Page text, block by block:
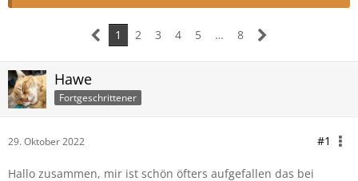
1 2 3 4 5 … 8
Hawe
Fortgeschrittener
29. Oktober 2022 #1
Hallo zusammen, mir ist schön öfters aufgefallen das bei